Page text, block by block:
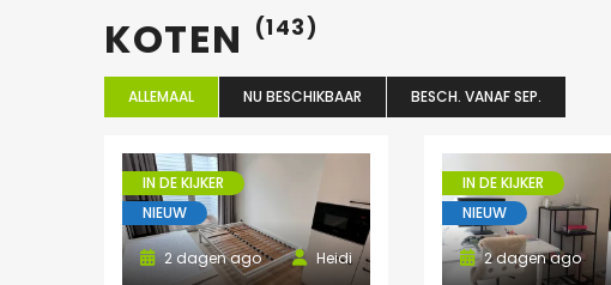
KOTEN (143)
ALLEMAAL NU BESCHIKBAAR BESCH. VANAF SEP.
IN DE KIJKER
NIEUW
Heidi
2 dagen ago
IN DE KIJKER
NIEUW
2 dagen ago